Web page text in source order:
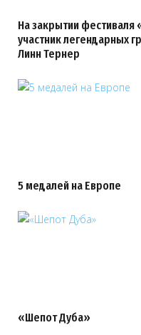
На закрытии фестиваля
участник легендарных
Линн Тернер
5 медалей на Европе
«Шепот Дуба»